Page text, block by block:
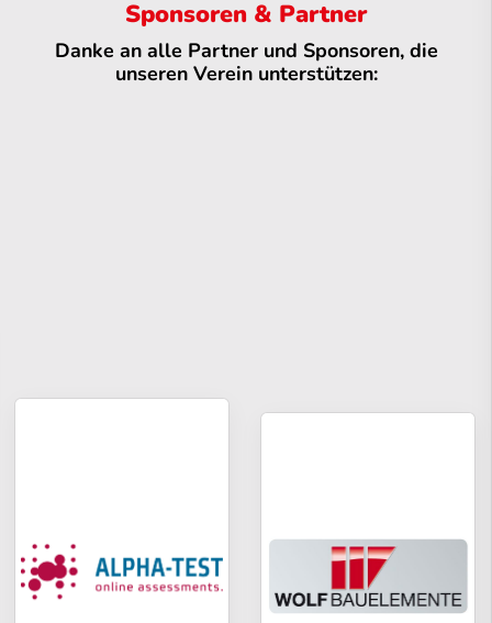
Sponsoren & Partner
Danke an alle Partner und Sponsoren, die
unseren Verein unterstützen: